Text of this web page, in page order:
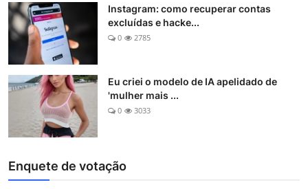
Instagram: como recuperar contas
excluídas e hacke...
0 2785
Eu criei o modelo de IA apelidado de
'mulher mais ...
0 3033
Enquete de votação